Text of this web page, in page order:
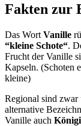
Fakten zur
Das Wort Vanille
“kleine Schote“.
Frucht der Vanille
Kapseln. (Schoten
kleine)
Regional sind zwar
alternative
Vanille auch